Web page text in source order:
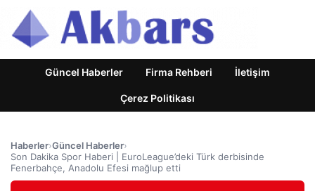
Güncel Haberler Firma Rehberi İletişim
Çerez Politikası
Haberler›Güncel Haberler›
Son Dakika Spor Haberi | EuroLeague’deki Türk derbisinde
Fenerbahçe, Anadolu Efesi mağlup etti